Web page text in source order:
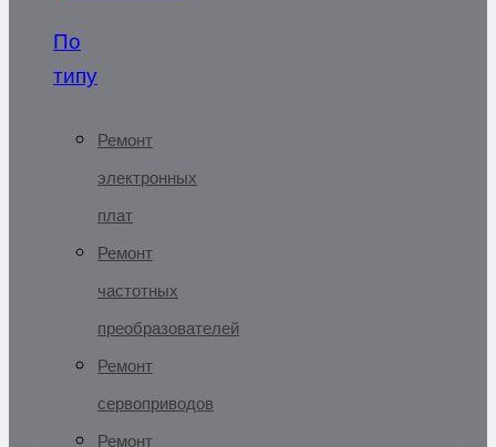
По
типу
Ремонт
электронных
плат
Ремонт
частотных
преобразователей
Ремонт
сервоприводов
Ремонт